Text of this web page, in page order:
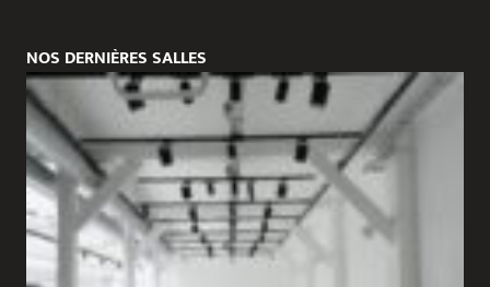
NOS DERNIÈRES SALLES